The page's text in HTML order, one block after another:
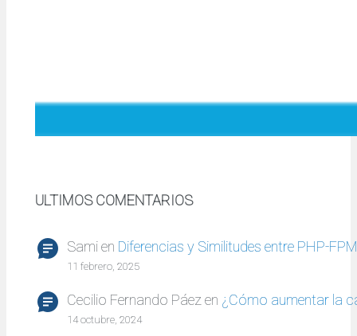
ULTIMOS COMENTARIOS
Samien Diferencias y Similitudes entre PHP-
11 febrero, 2025
Cecilio Fernando Páez en ¿Cómo aumentar la
14 octubre, 2024